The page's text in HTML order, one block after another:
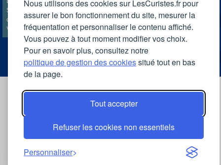
Nous utilisons des cookies sur LesCuristes.fr pour
assurer le bon fonctionnement du site, mesurer la
fréquentation et personnaliser le contenu affiché.
Vous pouvez à tout moment modifier vos choix.
Pour en savoir plus, consultez notre
politique de gestion des cookiessitué tout en bas
de la page.
Tout accepter
Refuser les cookies non essentiels
Personnaliser
Spécifications et Politiques du Transparency & Consent Framework
de l'IAB Europe et utilise la Consent Management Platform n°92.
Vous pouvez modifier vos choix à tout moment encliquant ici.